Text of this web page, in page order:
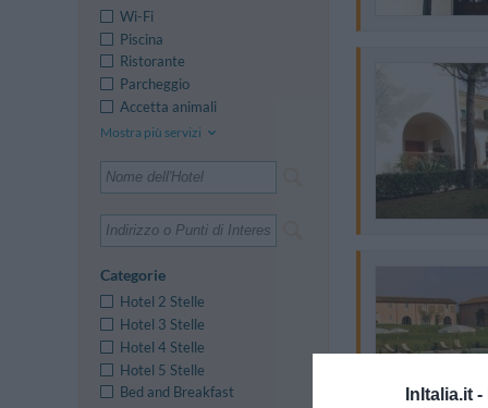
InItalia.it -
Wi-Fi
Piscina
Ristorante
Parcheggio
Accetta animali
Mostra più servizi
Categorie
Hotel 2 Stelle
Hotel 3 Stelle
Hotel 4 Stelle
Hotel 5 Stelle
Bed and Breakfast